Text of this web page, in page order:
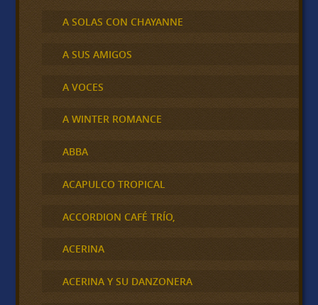
A SOLAS CON CHAYANNE
A SUS AMIGOS
A VOCES
A WINTER ROMANCE
ABBA
ACAPULCO TROPICAL
ACCORDION CAFÉ TRÍO,
ACERINA
ACERINA Y SU DANZONERA